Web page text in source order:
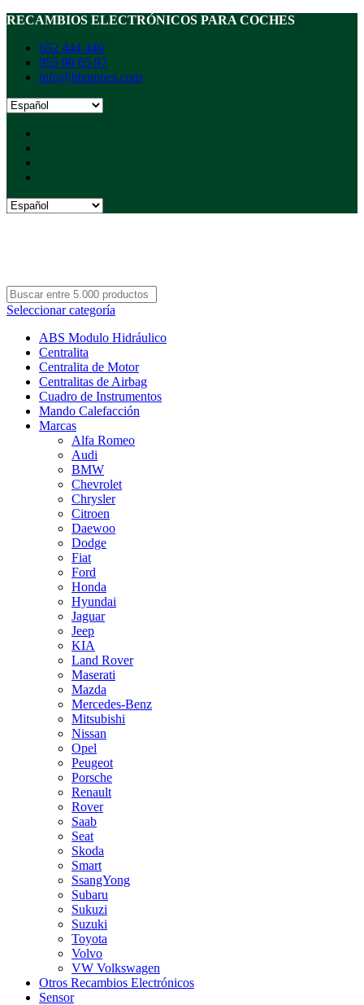
RECAMBIOS ELECTRÓNICOS PARA COCHES
652 444 440
955 98 65 97
info@hbautoes.com
Seleccionar categoría
ABS Modulo Hidráulico
Centralita
Centralita de Motor
Centralitas de Airbag
Cuadro de Instrumentos
Mando Calefacción
Marcas
Alfa Romeo
Audi
BMW
Chevrolet
Chrysler
Citroen
Daewoo
Dodge
Fiat
Ford
Honda
Hyundai
Jaguar
Jeep
KIA
Land Rover
Maserati
Mazda
Mercedes-Benz
Mitsubishi
Nissan
Opel
Peugeot
Porsche
Renault
Rover
Saab
Seat
Skoda
Smart
SsangYong
Subaru
Sukuzi
Suzuki
Toyota
Volvo
VW Volkswagen
Otros Recambios Electrónicos
Sensor